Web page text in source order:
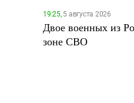
19:25,5 августа 2026
Двое военных из
зоне СВО